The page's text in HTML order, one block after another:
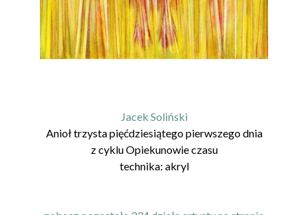
Jacek Soliński
Anioł trzysta pięćdziesiątego pierwszego dnia
z cykluOpiekunowie czasu
technika: akryl